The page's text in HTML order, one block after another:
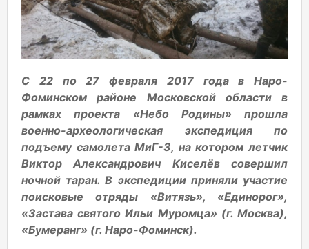
С 22 по 27 февраля 2017 года в Наро-
Фоминском районе Московской области в
рамках проекта «Небо Родины» прошла
военно-археологическая экспедиция по
подъему самолета МиГ-3, на котором летчик
Виктор Александрович Киселёв совершил
ночной таран. В экспедиции приняли участие
поисковые отряды «Витязь», «Единорог»,
«Застава святого Ильи Муромца» (г. Москва),
«Бумеранг» (г. Наро-Фоминск).